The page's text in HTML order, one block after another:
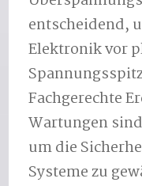
entscheidend,
Elektronik vor
Fachgerechte
Wartungen
um die
Systeme zu